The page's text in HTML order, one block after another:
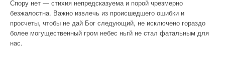
Спору нет — стихия непредсказуема и порой чрезмерно
безжалостна. Важно извлечь из происшедшего ошибки и
просчеты, чтобы не дай Бог следующий, не исключено гораздо
более могущественный гром небес ньгй не стал фатальным для
нас.